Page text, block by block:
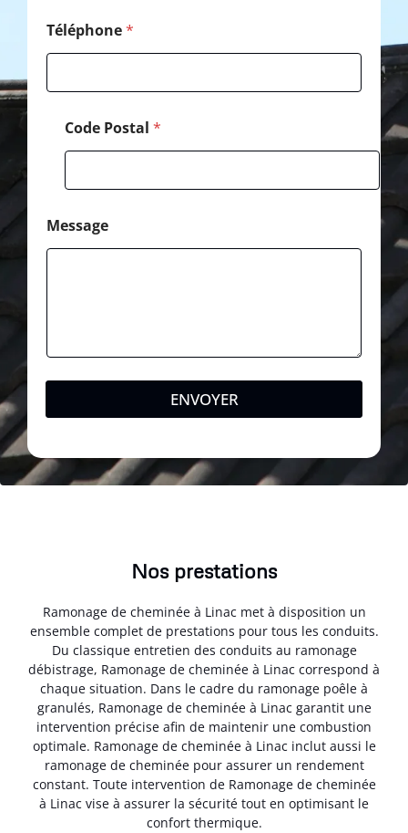
Téléphone*
Code Postal *
Message
ENVOYER
Nos prestations
Ramonage de cheminée à Linac met à disposition un
ensemble complet de prestations pour tous les conduits.
Du classique entretien des conduits au ramonage
débistrage, Ramonage de cheminée à Linac correspond à
chaque situation. Dans le cadre du ramonage poêle à
granulés, Ramonage de cheminée à Linac garantit une
intervention précise afin de maintenir une combustion
optimale. Ramonage de cheminée à Linac inclut aussi le
ramonage de cheminée pour assurer un rendement
constant. Toute intervention de Ramonage de cheminée
à Linac vise à assurer la sécurité tout en optimisant le
confort thermique.